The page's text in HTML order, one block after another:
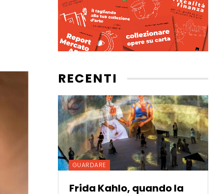
RECENTI
GUARDARE
Frida Kahlo, quando la